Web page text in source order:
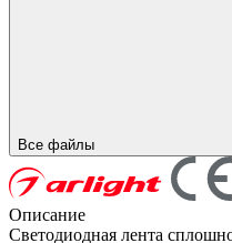
Все файлы
Описание
Светодиодная лента